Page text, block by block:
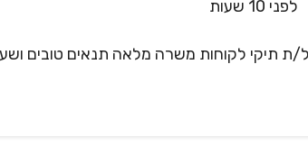
לפני 10 שעות
לקוחות משרה מלאה תנאים טובים ושעות